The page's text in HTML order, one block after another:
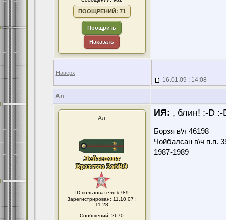
ПООЩРЕНИЙ: 71
Поощрить
Наказать
Наверх
16.01.09 : 14:08
Ал
Ал
ID пользователя #789
Зарегистрирован: 11.10.07 :
11:28
Сообщений: 2670
ИЯ: , блин! :-D
Борзя в\ч 46198
Чойбалсан в\ч п.п.
1987-1989